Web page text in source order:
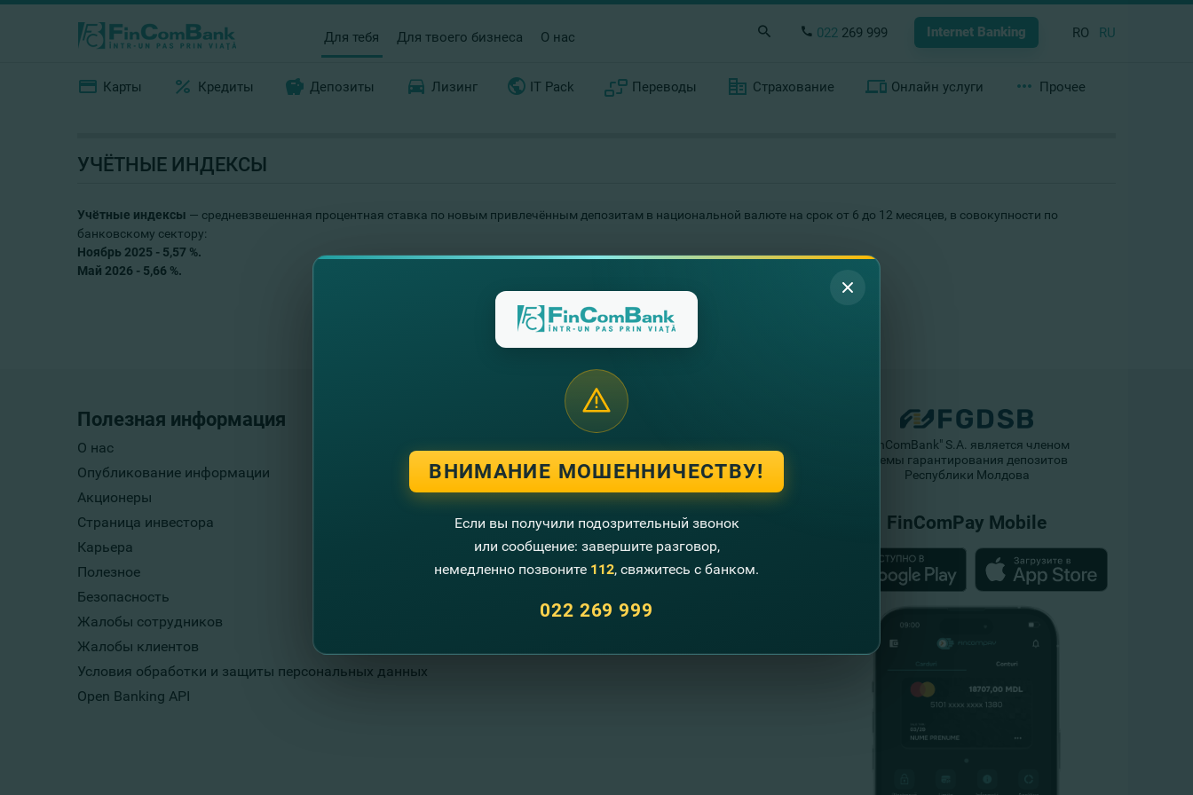
Для тебя Для твоего бизнеса О нас 022 269 999 Internet Banking RO RU
Карты Кредиты Депозиты Лизинг IT Pack Переводы Страхование Онлайн услуги Прочее
УЧЁТНЫЕ ИНДЕКСЫ
Учётные индексы — средневзвешенная процентная ставка по новым привлечённым депозитам в национальной валюте на срок от 6 до 12 месяцев, в совокупности по
банковскому сектору:
Ноябрь 2025 - 5,57 %.
Май 2026 - 5,66 %.
Полезная информация
О нас
Опубликование информации
Акционеры
Страница инвестора
Карьера
Полезное
Безопасность
Жалобы сотрудников
Жалобы клиентов
Условия обработки и защиты персональных данных
Open Banking API
Свяжитесь с нами
Колл-центр
022 269 999
Предложения по улучшениям
Отделение и банкоматы
Контакты
"FinComBank" S.A. является членом
Схемы гарантирования депозитов
Республики Молдова
FinComPay Mobile
ВНИМАНИЕ МОШЕННИЧЕСТВУ!
Если вы получили подозрительный звонок
или сообщение: завершите разговор,
немедленно позвоните 112, свяжитесь с банком.
022 269 999